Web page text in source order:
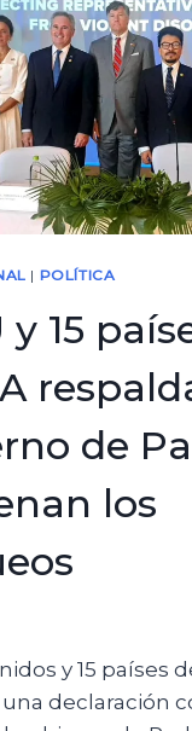
| POLÍTICA
y 15
de
los
y 15 países
declaración